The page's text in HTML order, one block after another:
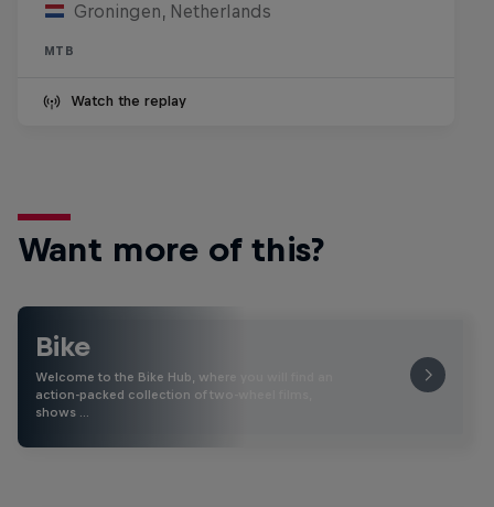
Groningen, Netherlands
MTB
Watch the replay
Want more of this?
Bike
Welcome to the Bike Hub, where you will find an
action-packed collection of two-wheel films,
shows …